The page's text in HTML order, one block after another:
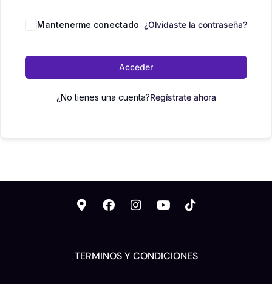
Mantenerme conectado ¿Olvidaste la contraseña?
Acceder
¿No tienes una cuenta?Regístrate ahora
TERMINOS Y CONDICIONES